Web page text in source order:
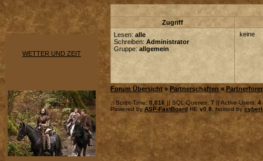
WETTER UND ZEIT
Zugriff
Lesen: alle
Schreiben: Administrator
Gruppe: allgemein
keine
Forum Übersicht »Partnerschaften »
.: Script-Time: 0,016 || SQL-Queries: 7 || Active-Users: 4
Powered by ASP-FastBoard HE v0.8 , hosted by